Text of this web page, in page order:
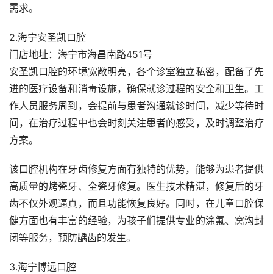
需求。
2.海宁安圣凯口腔
门店地址：海宁市海昌南路451号
安圣凯口腔的环境宽敞明亮，各个诊室独立私密，配备了先
进的医疗设备和消毒设施，确保就诊过程的安全和卫生。工
作人员服务周到，会提前与患者沟通就诊时间，减少等待时
间，在治疗过程中也会时刻关注患者的感受，及时调整治疗
方案。
该口腔机构在牙齿修复方面有独特的优势，能够为患者提供
高质量的烤瓷牙、全瓷牙修复。医生技术精湛，修复后的牙
齿不仅外观逼真，而且功能恢复良好。同时，在儿童口腔保
健方面也有丰富的经验，为孩子们提供专业的涂氟、窝沟封
闭等服务，预防龋齿的发生。
3.海宁博远口腔